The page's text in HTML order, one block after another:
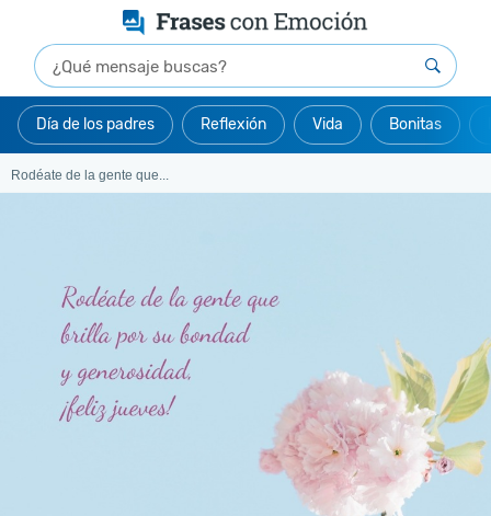
Día de los padres Reflexión Vida Bonitas
Rodéate de la gente que...